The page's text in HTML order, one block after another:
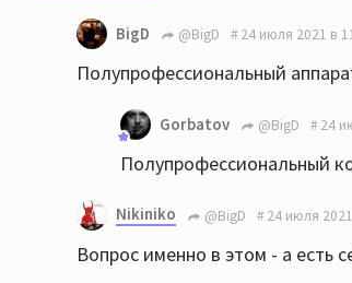
BigD @BigD 24 июля 2021 в
Полупрофессиональный
Gorbatov @BigD 24
Полупрофессиональный
Nikiniko @BigD 24 июля
Вопрос именно в этом - а есть